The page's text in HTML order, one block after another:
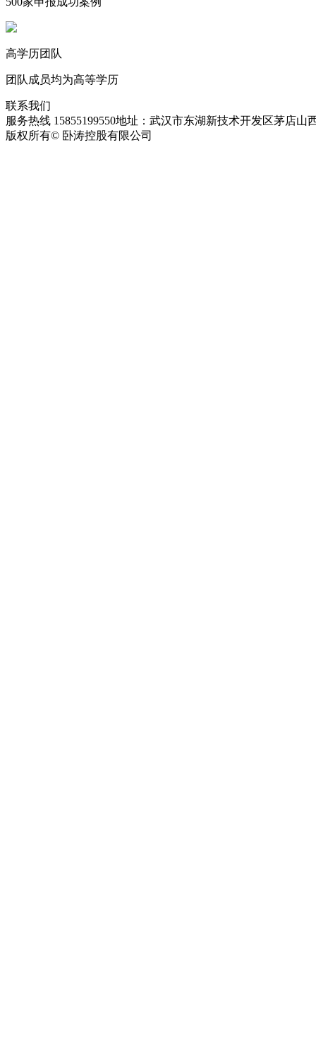
高学历团队
团队成员均为高等学历
联系我们
服务热线 15855199550地址：武汉市东湖新技术开发区茅店山
版权所有© 卧涛控股有限公司